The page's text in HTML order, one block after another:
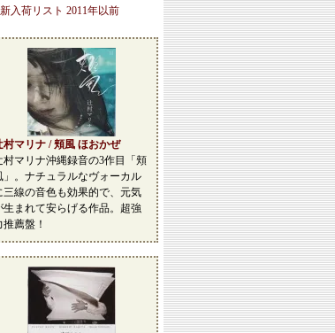
新入荷リスト 2011年以前
村マリナ / 頬風 ほおかぜ
村マリナ沖縄録音の3作目「頬
」。ナチュラルなヴォーカル
三線の音色も効果的で、元気
生まれて安らげる作品。超強
推薦盤！